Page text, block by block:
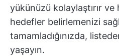
yükünüzü kolaylaştırır
hedefler belirlemenizi
tamamladığınızda,
yaşayın.